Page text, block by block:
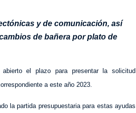
y de comunicación, así
de bañera por plato de
el plazo para presentar la solicitud
a este año 2023.
la partida presupuestaria para estas ayudas